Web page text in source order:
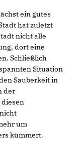
ein gutes
hat zuletzt
nicht alle
dort eine
Schließlich
Situation
Sauberkeit in
der
diesen
um
kümmert.